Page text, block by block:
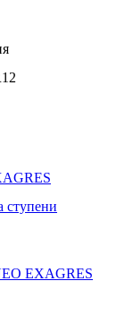
ступени
EXAGRES